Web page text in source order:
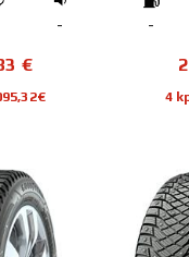
-
€
-
4